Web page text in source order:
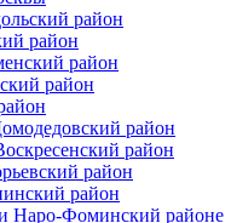
район
район
район
район
район
район
район
район
Наро-Фоминский районе